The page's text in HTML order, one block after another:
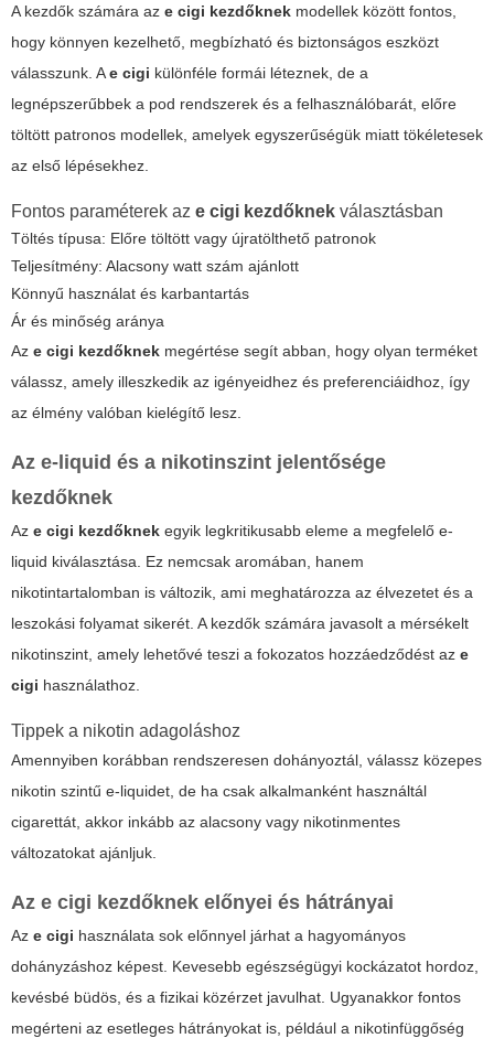
A kezdők számára az e cigi kezdőknek modellek között fontos,
hogy könnyen kezelhető, megbízható és biztonságos eszközt
válasszunk. Ae cigi különféle formái léteznek, de a
legnépszerűbbek a pod rendszerek és a felhasználóbarát, előre
töltött patronos modellek, amelyek egyszerűségük miatt tökéletesek
az első lépésekhez.
Fontos paraméterek az e cigi kezdőknek választásban
Töltés típusa: Előre töltött vagy újratölthető patronok
Teljesítmény: Alacsony watt szám ajánlott
Könnyű használat és karbantartás
Ár és minőség aránya
Az e cigi kezdőknek megértése segít abban, hogy olyan terméket
válassz, amely illeszkedik az igényeidhez és preferenciáidhoz, így
az élmény valóban kielégítő lesz.
Az e-liquid és a nikotinszint jelentősége
kezdőknek
Az e cigi kezdőknek egyik legkritikusabb eleme a megfelelő e-
liquid kiválasztása. Ez nemcsak aromában, hanem
nikotintartalomban is változik, ami meghatározza az élvezetet és a
leszokási folyamat sikerét. A kezdők számára javasolt a mérsékelt
nikotinszint, amely lehetővé teszi a fokozatos hozzáedződést az e
cigi használathoz.
Tippek a nikotin adagoláshoz
Amennyiben korábban rendszeresen dohányoztál, válassz közepes
nikotin szintű e-liquidet, de ha csak alkalmanként használtál
cigarettát, akkor inkább az alacsony vagy nikotinmentes
változatokat ajánljuk.
Az e cigi kezdőknek előnyei és hátrányai
Az e cigi használata sok előnnyel járhat a hagyományos
dohányzáshoz képest. Kevesebb egészségügyi kockázatot hordoz,
kevésbé büdös, és a fizikai közérzet javulhat. Ugyanakkor fontos
megérteni az esetleges hátrányokat is, például a nikotinfüggőség